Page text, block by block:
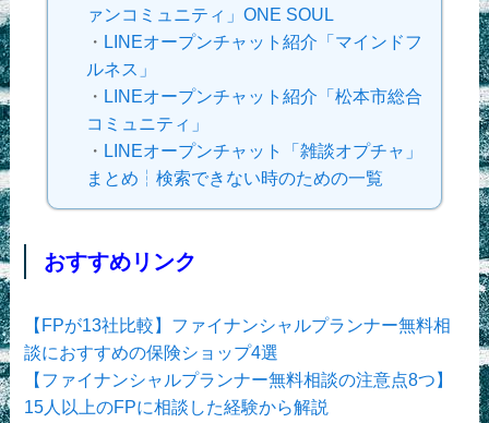
ァンコミュニティ」ONE SOUL
・ LINEオープンチャット紹介「マインドフ
ルネス」
・ LINEオープンチャット紹介「松本市総合
コミュニティ」
・ LINEオープンチャット「雑談オプチャ」
まとめ┆検索できない時のための一覧
おすすめリンク
【FPが13社比較】ファイナンシャルプランナー無料相
談におすすめの保険ショップ4選
【ファイナンシャルプランナー無料相談の注意点8つ】
15人以上のFPに相談した経験から解説